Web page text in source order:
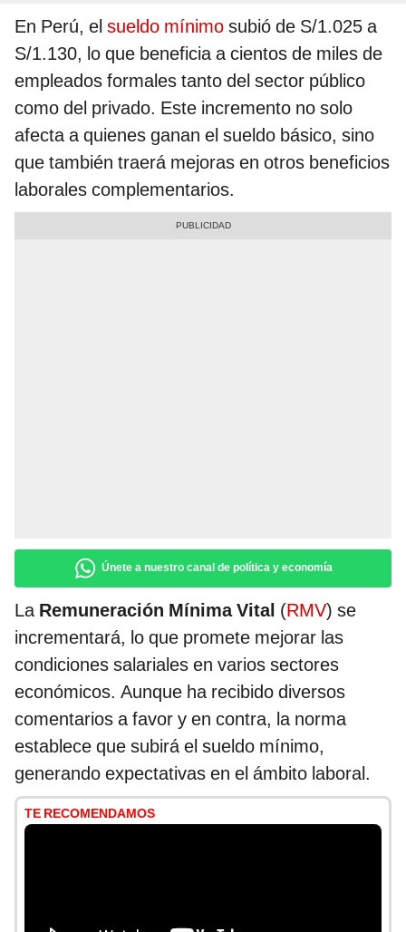
En Perú, el sueldo mínimo subió de S/1.025 a
S/1.130, lo que beneficia a cientos de miles de
empleados formales tanto del sector público
como del privado. Este incremento no solo
afecta a quienes ganan el sueldo básico, sino
que también traerá mejoras en otros beneficios
laborales complementarios.
Únete a nuestro canal de política y economía
La Remuneración Mínima Vital (RMV) se
incrementará, lo que promete mejorar las
condiciones salariales en varios sectores
económicos. Aunque ha recibido diversos
comentarios a favor y en contra, la norma
establece que subirá el sueldo mínimo,
generando expectativas en el ámbito laboral.
TE RECOMENDAMOS